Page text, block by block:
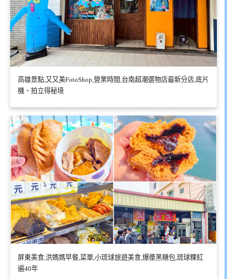
高雄景點,又又美FotoShop,營業時間,台南超潮選物店最新分店,底片
機、拍立得秘境
屏東美食,洪媽媽早餐,菜單,小琉球旅遊美食,爆漿黑糖包,琉球粿紅
遍40年